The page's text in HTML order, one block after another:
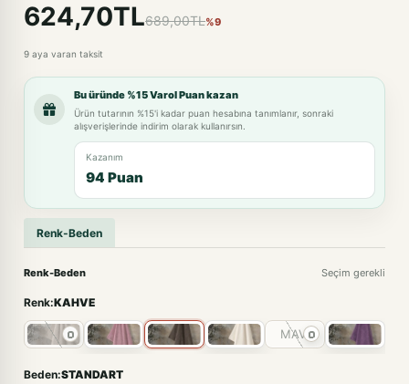
624,70TL689,00TL%9
9 aya varan taksit
Bu üründe %15 Varol Puan kazan
Ürün tutarının %15'i kadar puan hesabına tanımlanır, sonraki
alışverişlerinde indirim olarak kullanırsın.
Kazanım
94 Puan
Renk-Beden
Renk-Beden Seçim gerekli
Renk:KAHVE
MAVİ
Beden:STANDART